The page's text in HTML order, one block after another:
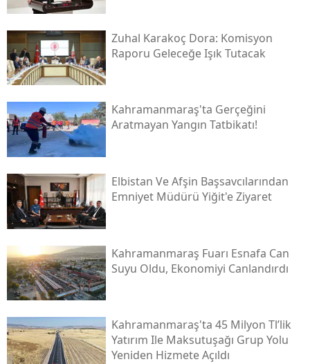
Zuhal Karakoç Dora: Komisyon
Raporu Geleceğe Işık Tutacak
Kahramanmaraş'ta Gerçeğini
Aratmayan Yangın Tatbikatı!
Elbistan Ve Afşin Başsavcılarından
Emniyet Müdürü Yiğit'e Ziyaret
Kahramanmaraş Fuarı Esnafa Can
Suyu Oldu, Ekonomiyi Canlandırdı
Kahramanmaraş'ta 45 Milyon Tl’lik
Yatırım Ile Maksutuşağı Grup Yolu
Yeniden Hizmete Açıldı